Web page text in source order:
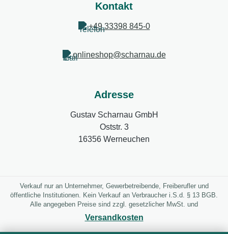
Kontakt
+49 33398 845-0
onlineshop@scharnau.de
Adresse
Gustav Scharnau GmbH
Oststr. 3
16356 Werneuchen
Verkauf nur an Unternehmer, Gewerbetreibende, Freiberufler und
öffentliche Institutionen. Kein Verkauf an Verbraucher i.S.d. § 13 BGB.
Alle angegeben Preise sind zzgl. gesetzlicher MwSt. und
Versandkosten